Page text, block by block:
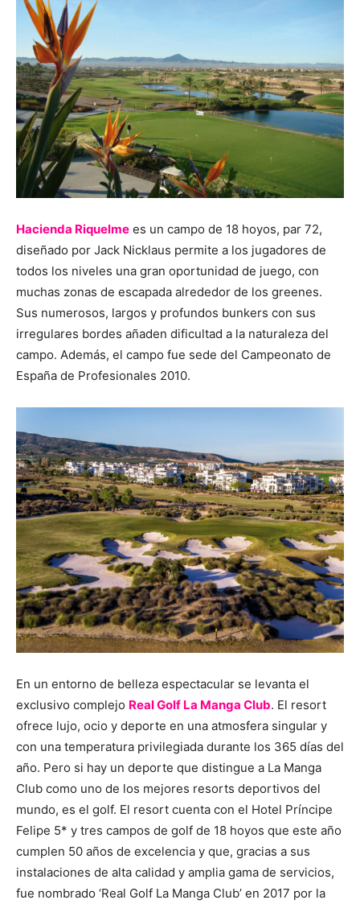
Hacienda Riquelme es un campo de 18 hoyos, par 72,
diseñado por Jack Nicklaus permite a los jugadores de
todos los niveles una gran oportunidad de juego, con
muchas zonas de escapada alrededor de los greenes.
Sus numerosos, largos y profundos bunkers con sus
irregulares bordes añaden dificultad a la naturaleza del
campo. Además, el campo fue sede del Campeonato de
España de Profesionales 2010.
En un entorno de belleza espectacular se levanta el
exclusivo complejo Real Golf La Manga Club. El resort
ofrece lujo, ocio y deporte en una atmosfera singular y
con una temperatura privilegiada durante los 365 días del
año. Pero si hay un deporte que distingue a La Manga
Club como uno de los mejores resorts deportivos del
mundo, es el golf. El resort cuenta con el Hotel Príncipe
Felipe 5* y tres campos de golf de 18 hoyos que este año
cumplen 50 años de excelencia y que, gracias a sus
instalaciones de alta calidad y amplia gama de servicios,
fue nombrado ‘Real Golf La Manga Club’ en 2017 por la